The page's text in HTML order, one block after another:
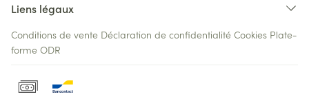
Liens légaux
Conditions de vente Déclaration de confidentialité Cookies Plate-
forme ODR